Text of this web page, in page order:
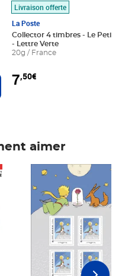
au panier
Livraison offerte
La Poste
Collector 4 timbres - Le Petit
- Lettre Verte
20g / France
7,50€
aimer
Prix 7,50€